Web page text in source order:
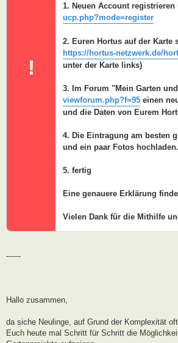
!
1. Neuen Account
ucp.php?mode=register
2. Euren Hortus auf der Karte
https://hortus-netzwerk.de/
unter der Karte links)
3. Im Forum "Mein Garten
viewforum.php?f=95 einen
und die Daten von Eurem
4. Die Eintragung am besten
und ein paar Fotos hochladen.
5. fertig
Eine genauere Erklärung
Vielen Dank für die Mithilfe
------
Hallo zusammen,
da siche Neulinge, auf Grund der Komplexität
Euch heute mal Schritt für Schritt die